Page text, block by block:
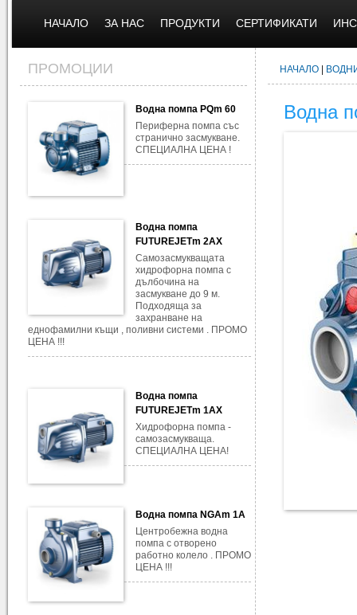
НАЧАЛО ЗА НАС ПРОДУКТИ СЕРТИФИКАТИ
ПРОМОЦИИ
Водна помпа PQm 60
Периферна помпа със
странично засмукване.
СПЕЦИАЛНА ЦЕНА !
Водна помпа
FUTUREJETm 2AX
Самозасмукващата
хидрофорна помпа с
дълбочина на
засмукване до 9 м.
Подходяща за
захранване на
еднофамилни къщи , поливни системи . ПРОМО
ЦЕНА !!!
Водна помпа
FUTUREJETm 1AX
Хидрофорна помпа -
самозасмукваща.
СПЕЦИАЛНА ЦЕНА!
Водна помпа NGAm 1A
Центробежна водна
помпа с отворено
работно колело . ПРОМО
ЦЕНА !!!
НАЧАЛО
Водна